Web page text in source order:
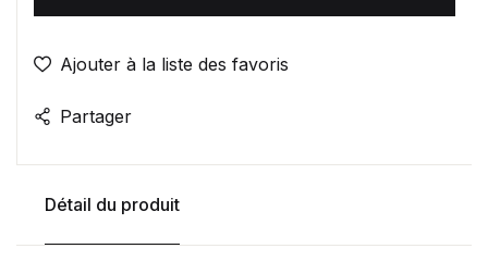
Ajouter à la liste des favoris
Partager
Détail du produit